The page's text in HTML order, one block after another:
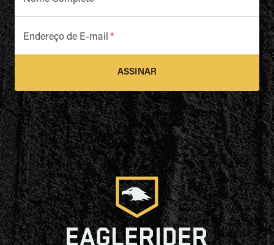
Endereço de E-mail *
ASSINAR